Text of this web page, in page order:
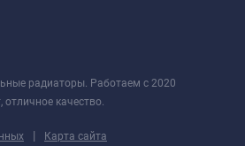
радиаторы. Работаем с 2020
качество.
| Карта сайта